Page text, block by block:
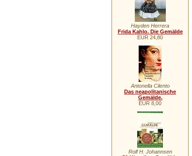
Hayden Herrera
Frida Kahlo. Die Gemälde
EUR 24,80
Antonella Cilento
Das neapolitanische
Gemälde.
EUR 8,00
Rolf H. Johannsen